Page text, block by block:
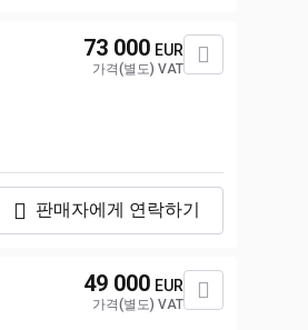
73 000 EUR
가격(별도) VAT
판매자에게 연락하기
49 000 EUR
가격(별도) VAT